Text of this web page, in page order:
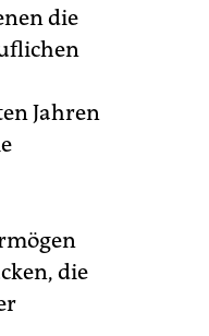
die
Jahren
die